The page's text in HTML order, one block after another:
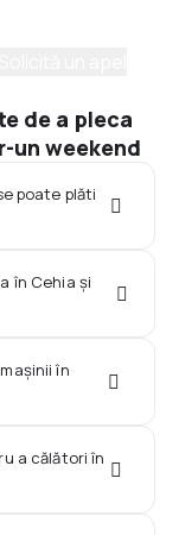
de a pleca
un weekend
poate plăti
în Cehia și
în
a călători în